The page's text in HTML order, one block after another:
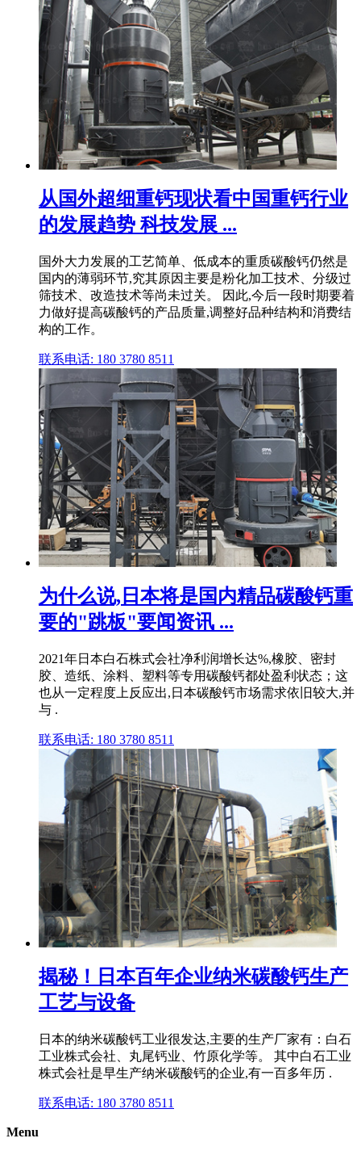
从国外超细重钙现状看中国重钙行业
的发展趋势 科技发展 ...
国外大力发展的工艺简单、低成本的重质碳酸钙仍然是
国内的薄弱环节,究其原因主要是粉化加工技术、分级过
筛技术、改造技术等尚未过关。 因此,今后一段时期要着
力做好提高碳酸钙的产品质量,调整好品种结构和消费结
构的工作。
联系电话: 180 3780 8511
为什么说,日本将是国内精品碳酸钙重
要的"跳板"要闻资讯 ...
2021年日本白石株式会社净利润增长达%,橡胶、密封
胶、造纸、涂料、塑料等专用碳酸钙都处盈利状态；这
也从一定程度上反应出,日本碳酸钙市场需求依旧较大,并
与 .
联系电话: 180 3780 8511
揭秘！日本百年企业纳米碳酸钙生产
工艺与设备
日本的纳米碳酸钙工业很发达,主要的生产厂家有：白石
工业株式会社、丸尾钙业、竹原化学等。 其中白石工业
株式会社是早生产纳米碳酸钙的企业,有一百多年历 .
联系电话: 180 3780 8511
Menu